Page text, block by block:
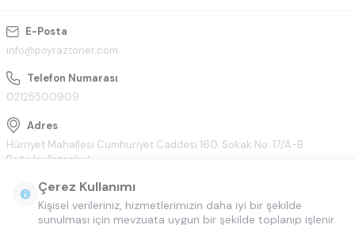
E-Posta
info@poyraztoner.com
Telefon Numarası
02125500909
Adres
Hürriyet Mahallesi Cumhuriyet Caddesi 160. Sokak No: 17/A-B
Bağcılar/İstanbul
Çerez Kullanımı
Kişisel verileriniz, hizmetlerimizin daha iyi bir şekilde
sunulması için mevzuata uygun bir şekilde toplanıp işlenir.